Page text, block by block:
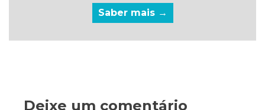
Saber mais →
Deixe um comentário